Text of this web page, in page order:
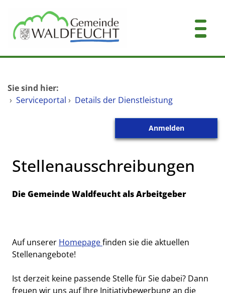
Zum Hauptinhalt springen
Dienstleistungen A-Z
Sie sind hier:
› Serviceportal › Details der Dienstleistung
Anmelden
Stellenausschreibungen
Kurzbeschreibung
Die Gemeinde Waldfeucht als Arbeitgeber
Auf unserer Homepagefinden sie die aktuellen
Stellenangebote!
Ist derzeit keine passende Stelle für Sie dabei? Dann
freuen wir uns auf Ihre Initiativbewerbung an die